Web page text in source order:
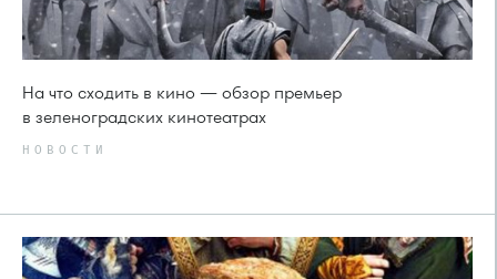
На что сходить в кино — обзор премьер
в зеленоградских кинотеатрах
НОВОСТИ